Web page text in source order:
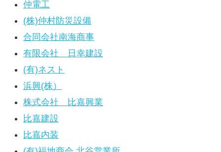
仲電工
(株)仲村防災設備
合同会社南海商事
有限会社 日幸建設
(有)ネスト
浜興(株）
株式会社 比嘉興業
比嘉建設
比嘉内装